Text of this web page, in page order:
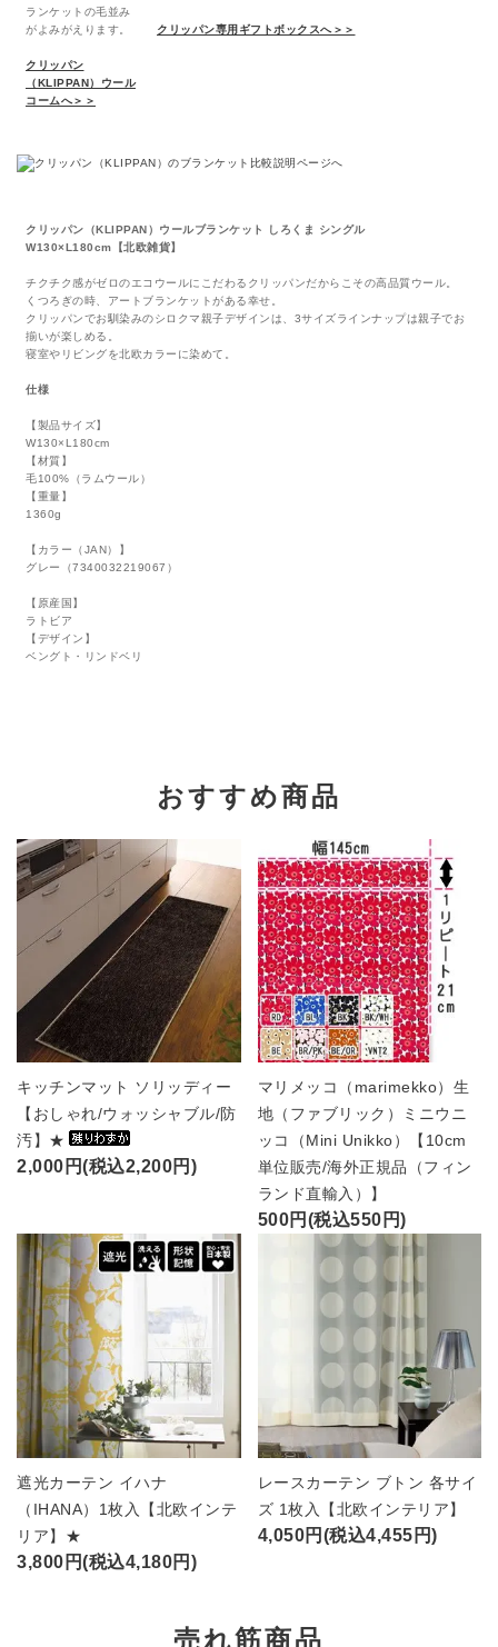
ランケットの毛並み
がよみがえります。
クリッパン
（KLIPPAN）ウール
コームへ＞＞
クリッパン専用ギフトボックスへ＞＞
クリッパン（KLIPPAN）ウールブランケット しろくま シングル
W130×L180cm【北欧雑貨】
チクチク感がゼロのエコウールにこだわるクリッパンだからこその高品質ウール。
くつろぎの時、アートブランケットがある幸せ。
クリッパンでお馴染みのシロクマ親子デザインは、3サイズラインナップは親子でお
揃いが楽しめる。
寝室やリビングを北欧カラーに染めて。
仕様
【製品サイズ】
W130×L180cm
【材質】
毛100%（ラムウール）
【重量】
1360g
【カラー（JAN）】
グレー（7340032219067）
【原産国】
ラトビア
【デザイン】
ベングト・リンドベリ
おすすめ商品
キッチンマット ソリッディー
【おしゃれ/ウォッシャブル/防
汚】★
2,000円(税込2,200円)
マリメッコ（marimekko）生
地（ファブリック）ミニウニ
ッコ（Mini Unikko）【10cm
単位販売/海外正規品（フィン
ランド直輸入）】
500円(税込550円)
遮光カーテン イハナ
（IHANA）1枚入【北欧インテ
リア】★
3,800円(税込4,180円)
レースカーテン ブトン 各サイ
ズ 1枚入【北欧インテリア】
4,050円(税込4,455円)
売れ筋商品